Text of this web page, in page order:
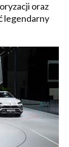
oraz
legendarny